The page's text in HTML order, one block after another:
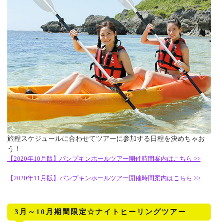
旅程スケジュールに合わせてツアーに参加する日程を決めちゃお
う！
【2020年10月版】パンプキンホールツアー開催時間案内はこちら >>
【2020年11月版】パンプキンホールツアー開催時間案内はこちら >>
3月～10月期間限定☆ナイトヒーリングツアー